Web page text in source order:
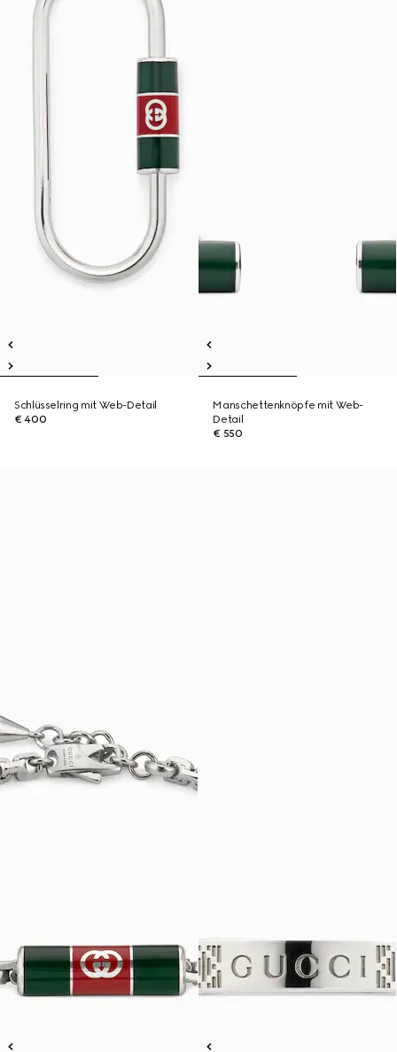
Schlüsselring mit Web-Detail
€ 400
Manschettenknöpfe mit Web-
Detail
€ 550